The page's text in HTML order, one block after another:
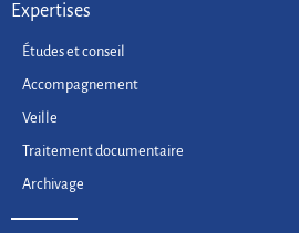
Expertises
Études et conseil
Accompagnement
Veille
Traitement documentaire
Archivage